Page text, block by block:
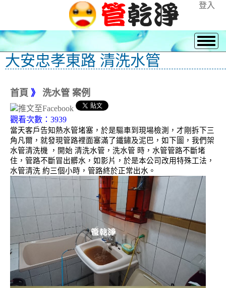
登入
大安忠孝東路 清洗水管
首頁 》 洗水管 案例
觀看次數：3939
當天客戶告知熱水管堵塞，於是驅車到現場檢測，才剛拆下三
角凡爾，就發現管路裡面塞滿了鐵鏽及泥巴，如下圖，我們架
水管清洗機 ，開始 清洗水管，洗水管 時，水管管路不斷堵
住，管路不斷冒出髒水，如影片，於是本公司改用特殊工法，
水管清洗 約三個小時，管路終於正常出水。